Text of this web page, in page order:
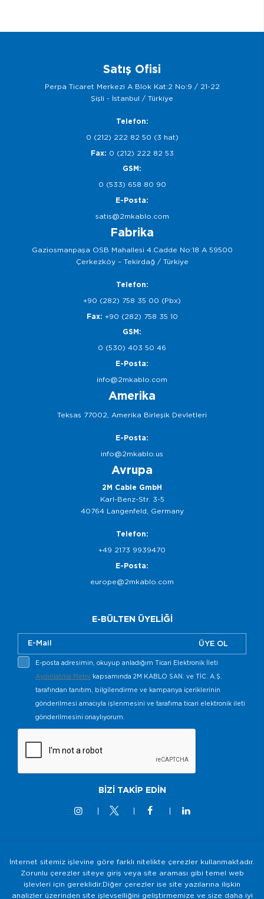
Satış Ofisi
Perpa Ticaret Merkezi A Blok Kat:2 No:9 / 21-22
Şişli - İstanbul / Türkiye
Telefon:
0 (212) 222 82 50 (3 hat)
Fax: 0 (212) 222 82 53
GSM:
0 (533) 658 80 90
E-Posta:
satis@2mkablo.com
Fabrika
Gaziosmanpaşa OSB Mahallesi 4.Cadde No:18 A 59500
Çerkezköy – Tekirdağ / Türkiye
Telefon:
+90 (282) 758 35 00 (Pbx)
Fax: +90 (282) 758 35 10
GSM:
0 (530) 403 50 46
E-Posta:
info@2mkablo.com
Amerika
Teksas 77002, Amerika Birleşik Devletleri
E-Posta:
info@2mkablo.us
Avrupa
2M Cable GmbH
Karl-Benz-Str. 3-5
40764 Langenfeld, Germany
Telefon:
+49 2173 9939470
E-Posta:
europe@2mkablo.com
E-BÜLTEN ÜYELİĞİ
ÜYE OL
E-posta adresimin, okuyup anladığım Ticari Elektronik İleti
Aydınlatma Metni kapsamında 2M KABLO SAN. ve TİC. A.Ş.
tarafından tanıtım, bilgilendirme ve kampanya içeriklerinin
gönderilmesi amacıyla işlenmesini ve tarafıma ticari elektronik ileti
gönderilmesini onaylıyorum.
BİZİ TAKİP EDİN
© 2M KABLO 2025 - Tüm Hakkı Saklıdır
Bilgi Toplumu Hizmetleri
İnternet sitemiz işlevine göre farklı nitelikte çerezler kullanmaktadır.
Zorunlu çerezler siteye giriş veya site araması gibi temel web
işlevleri için gereklidir.Diğer çerezler ise site yazılarına ilişkin
analizler üzerinden site işlevselliğini geliştirmemize ve size daha iyi